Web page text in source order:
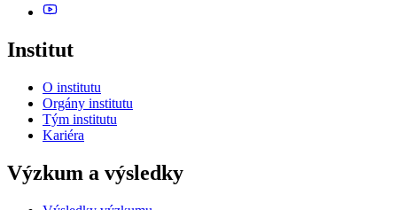
Institut
O institutu
Orgány institutu
Tým institutu
Kariéra
Výzkum a výsledky